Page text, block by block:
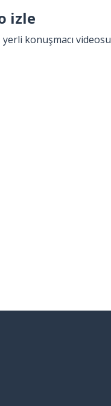
izle
yerli konuşmacı videosu